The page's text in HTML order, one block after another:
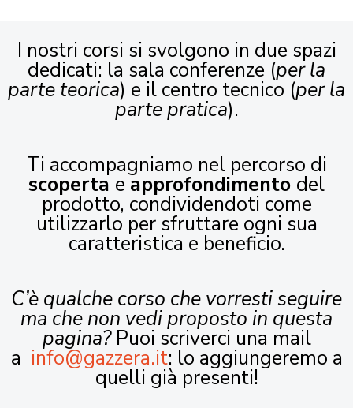
I nostri corsi si svolgono in due spazi
dedicati: la sala conferenze (per la
parte teorica) e il centro tecnico (per la
parte pratica).
Ti accompagniamo nel percorso di
scoperta e approfondimento del
prodotto, condividendoti come
utilizzarlo per sfruttare ogni sua
caratteristica e beneficio.
C’è qualche corso che vorresti seguire
ma che non vedi proposto in questa
pagina?Puoi scriverci una mail
a info@gazzera.it: lo aggiungeremo a
quelli già presenti!